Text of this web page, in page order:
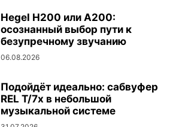
Hegel H200 или A200:
осознанный выбор пути к
безупречному звучанию
06.08.2026
Подойдёт идеально: сабвуфер
REL T/7x в небольшой
музыкальной системе